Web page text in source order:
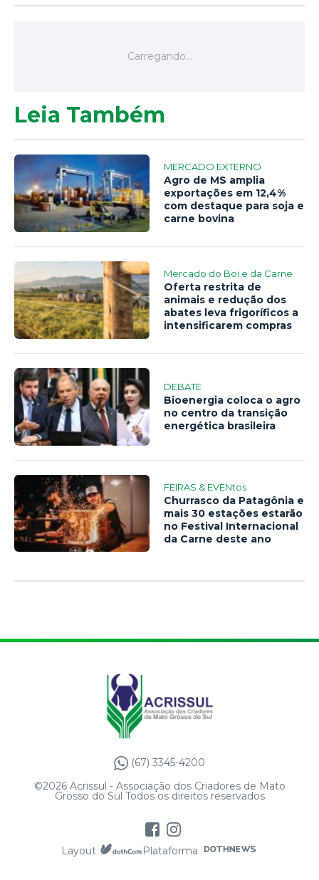
Leia Também
MERCADO EXTERNO
Agro de MS amplia
exportações em 12,4%
com destaque para soja e
carne bovina
Mercado do Boi e da Carne
Oferta restrita de
animais e redução dos
abates leva frigoríficos a
intensificarem compras
DEBATE
Bioenergia coloca o agro
no centro da transição
energética brasileira
FEIRAS & EVENtos
Churrasco da Patagônia e
mais 30 estações estarão
no Festival Internacional
da Carne deste ano
(67) 3345-4200
©2026 Acrissul - Associação dos Criadores de Mato
Grosso do Sul Todos os direitos reservados
Layout Plataforma